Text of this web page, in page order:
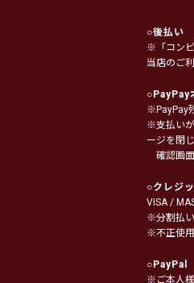
○後払い
※「コン
当店のご
○PayPay
※PayPay
※支払い
ージを閉
確認画面
○クレジ
VISA /
※分割払い
※不正使用
○PayPal
※ご本人様